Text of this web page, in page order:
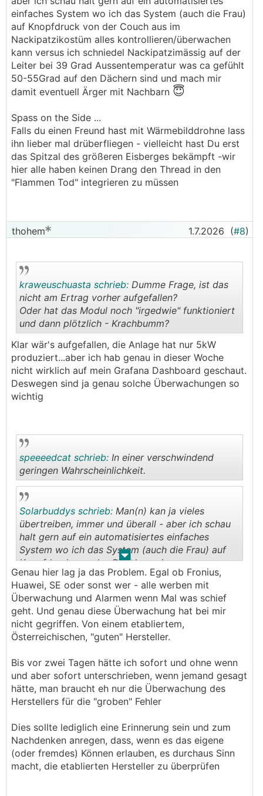
einfaches System wo ich das System (auch die Frau)
auf Knopfdruck von der Couch aus im
Nackipatzikostüm alles kontrollieren/überwachen
kann versus ich schniedel Nackipatzimässig auf der
Leiter bei 39 Grad Aussentemperatur was ca gefühlt
50-55Grad auf den Dächern sind und mach mir
damit eventuell Ärger mit Nachbarn 😇
Spass on the Side ...
Falls du einen Freund hast mit Wärmebilddrohne lass
ihn lieber mal drüberfliegen - vielleicht hast Du erst
das Spitzal des größeren Eisberges bekämpft -wir
hier alle haben keinen Drang den Thread in den
"Flammen Tod" integrieren zu müssen
thohem 1.7.2026 (#8)
..
kraweuschuasta schrieb: Dumme Frage, ist das
nicht am Ertrag vorher aufgefallen?
Oder hat das Modul noch "irgedwie" funktioniert
und dann plötzlich - Krachbumm?
Klar wär's aufgefallen, die Anlage hat nur 5kW
produziert...aber ich hab genau in dieser Woche
nicht wirklich auf mein Grafana Dashboard geschaut.
Deswegen sind ja genau solche Überwachungen so
wichtig
speeeedcat schrieb: In einer verschwindend
geringen Wahrscheinlichkeit.
. .
Solarbuddys schrieb: Man(n) kan ja vieles
übertreiben, immer und überall - aber ich schau
halt gern auf ein automatisiertes einfaches
System wo ich das System (auch die Frau) auf
Knopfdruck von der Couch aus im
Nackipatzikostüm alles kontrollieren/überwachen
kann
Genau hier lag ja das Problem. Egal ob Fronius,
Huawei, SE oder sonst wer - alle werben mit
Überwachung und Alarmen wenn Mal was schief
geht. Und genau diese Überwachung hat bei mir
nicht gegriffen. Von einem etabliertem,
Österreichischen, "guten" Hersteller.
Bis vor zwei Tagen hätte ich sofort und ohne wenn
und aber sofort unterschrieben, wenn jemand gesagt
hätte, man braucht eh nur die Überwachung des
Herstellers für die "groben" Fehler
Dies sollte lediglich eine Erinnerung sein und zum
Nachdenken anregen, dass, wenn es das eigene
(oder fremdes) Können erlauben, es durchaus Sinn
macht, die etablierten Hersteller zu überprüfen